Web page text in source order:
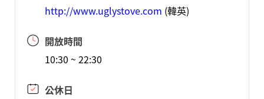
http://www.uglystove.com (韓英)
開放時間
10:30 ~ 22:30
公休日